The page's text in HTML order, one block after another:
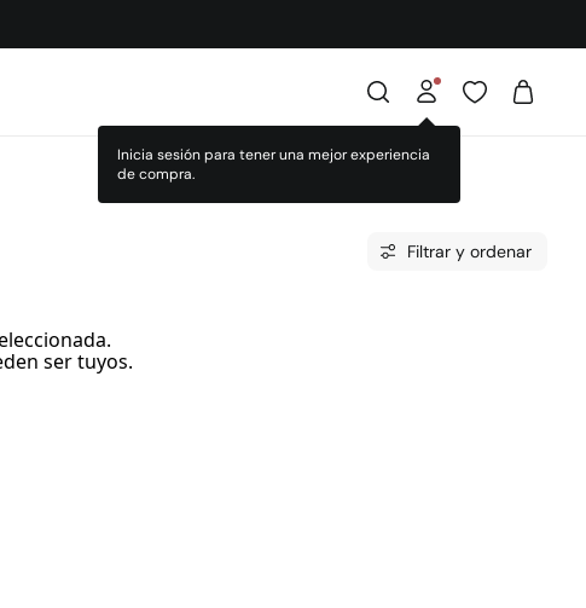
Inicia sesión para tener una mejor experiencia
de compra.
Filtrar y ordenar
ser tuyos.